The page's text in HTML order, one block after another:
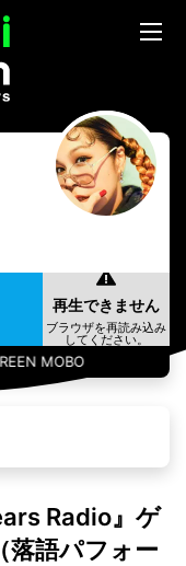
MOBO
Radio』ゲ
落語パフォー